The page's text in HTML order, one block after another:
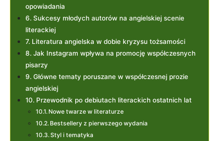
opowiadania
Sukcesy młodych autorów na angielskiej scenie
literackiej
Literatura angielska w dobie kryzysu tożsamości
Jak Instagram wpływa na promocję współczesnych
pisarzy
Główne tematy poruszane w współczesnej prozie
angielskiej
Przewodnik po debiutach literackich ostatnich lat
Nowe twarze w literaturze
Bestsellery z pierwszego wydania
Styl i tematyka